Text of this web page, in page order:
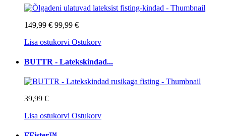
149,99 € 99,99 €
Lisa ostukorvi Ostukorv
BUTTR - Latekskindad...
39,99 €
Lisa ostukorvi Ostukorv